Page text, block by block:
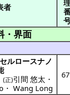
者
・界面
セルロースナノ
(正)引間 悠太 ・
・ Wang Long